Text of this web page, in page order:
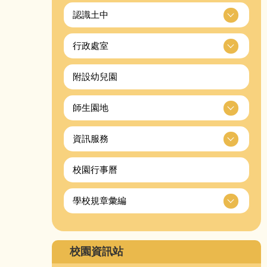
認識土中
行政處室
附設幼兒園
師生園地
資訊服務
校園行事曆
學校規章彙編
校園資訊站